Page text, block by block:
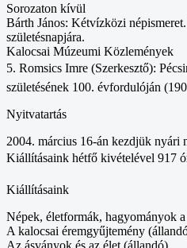
Sorozaton kívül
Bárth János: Kétvízközi
születésnapjára.
Kalocsai Múzeumi Közlemények
5. Romsics Imre (Szerkesztő):
születésének 100. évfordulóján
Nyitvatartás
2004. március 16-án kezdjük nyári
Kiállításaink hétfő kivételével 917
Kiállításaink
Népek, életformák, hagyományok
A kalocsai éremgyűjtemény
Az ásványok és az élet (állandó)